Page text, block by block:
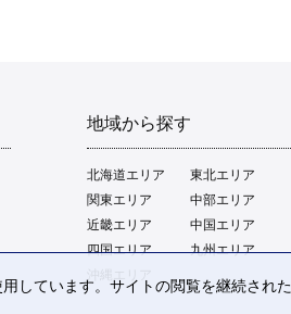
地域から探す
北海道エリア
東北エリア
関東エリア
中部エリア
近畿エリア
中国エリア
四国エリア
九州エリア
しています。サイトの閲覧を継続され